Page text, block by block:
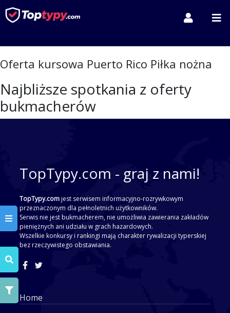
Oferta kursowa Puerto Rico Piłka nożna
Najbliższe spotkania z oferty
bukmacherów
TopTypy.com - graj z nami!
TopTypy.comjest serwisem informacyjno-rozrywkowym
przeznaczonym dla pełnoletnich użytkowników.
Serwis nie jest bukmacherem, nie umożliwia zawierania zakładów
pieniężnych ani udziału w grach hazardowych.
Wszelkie konkursy i rankingi mają charakter rywalizacji typerskiej
bez rzeczywistego obstawiania.
Home